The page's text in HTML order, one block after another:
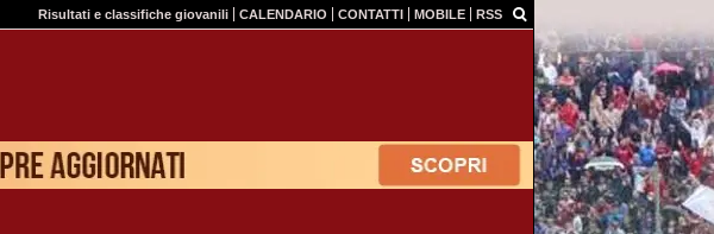
Risultati e classifiche giovanili CALENDARIO CONTATTI MOBILE RSS